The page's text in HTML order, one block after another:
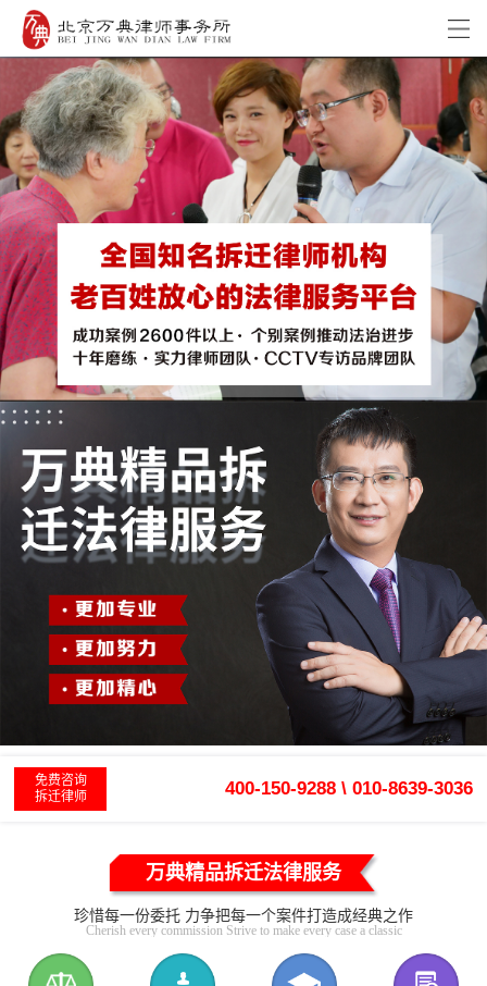
免费咨询
拆迁律师
400-150-9288 \ 010-8639-3036
万典精品拆迁法律服务
珍惜每一份委托 力争把每一个案件打造成经典之作
Cherish every commission Strive to make every case a classic